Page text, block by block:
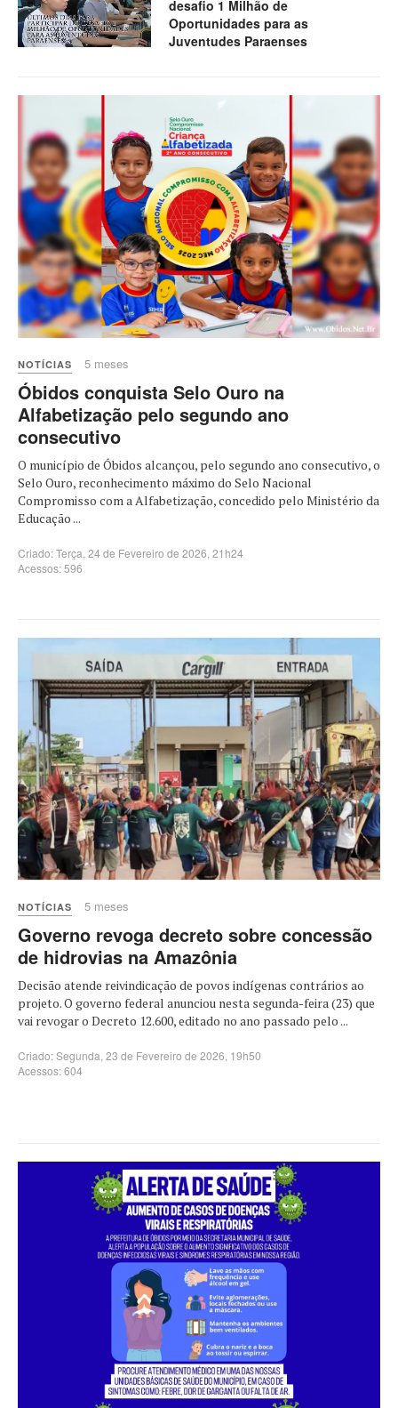
desafio 1 Milhão de
Oportunidades para as
Juventudes Paraenses
NOTÍCIAS 5 meses
Óbidos conquista Selo Ouro na
Alfabetização pelo segundo ano
consecutivo
O município de Óbidos alcançou, pelo segundo ano consecutivo, o
Selo Ouro, reconhecimento máximo do Selo Nacional
Compromisso com a Alfabetização, concedido pelo Ministério da
Educação ...
Criado: Terça, 24 de Fevereiro de 2026, 21h24
Acessos: 596
NOTÍCIAS 5 meses
Governo revoga decreto sobre concessão
de hidrovias na Amazônia
Decisão atende reivindicação de povos indígenas contrários ao
projeto. O governo federal anunciou nesta segunda-feira (23) que
vai revogar o Decreto 12.600, editado no ano passado pelo ...
Criado: Segunda, 23 de Fevereiro de 2026, 19h50
Acessos: 604